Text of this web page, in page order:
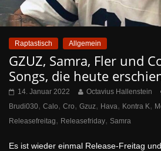
Raptastisch Allgemein
GZUZ, Samra, Fler und
Songs, die heute
14. Januar 2022 Octavius Hallenstein
Brudi030, Calo, Cro, Gzuz, Hava, Kontra K,
Releasefreitag, Releasefriday, Samra
Es ist wieder einmal Release-Freitag